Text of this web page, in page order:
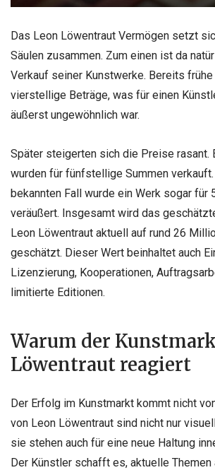
Das Leon Löwentraut Vermögen setzt
Säulen zusammen. Zum einen ist da
Verkauf seiner Kunstwerke. Bereits
vierstellige Beträge, was für einen
äußerst ungewöhnlich war.
Später steigerten sich die Preise rasant.
wurden für fünfstellige Summen
bekannten Fall wurde ein Werk sogar für
veräußert. Insgesamt wird das
Leon Löwentraut aktuell auf rund 26
geschätzt. Dieser Wert beinhaltet auch
Lizenzierung, Kooperationen,
limitierte Editionen.
Warum der
Löwentraut reagiert
Der Erfolg im Kunstmarkt kommt nicht
von Leon Löwentraut sind nicht nur
sie stehen auch für eine neue Haltung
Der Künstler schafft es, aktuelle